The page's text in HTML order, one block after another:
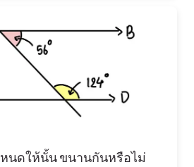
นดให้นั้น ขนานกันหรือไม่